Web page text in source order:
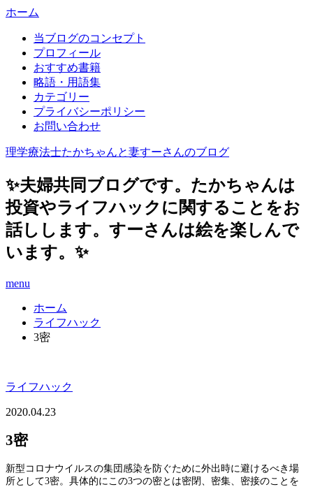
ホーム
当ブログのコンセプト
プロフィール
おすすめ書籍
略語・用語集
カテゴリー
プライバシーポリシー
お問い合わせ
理学療法士たかちゃんと妻すーさんのブログ
✨夫婦共同ブログです。たかちゃんは
投資やライフハックに関することをお
話しします。すーさんは絵を楽しんで
います。✨
menu
ホーム
ライフハック
3密
ライフハック
2020.04.23
3密
新型コロナウイルスの集団感染を防ぐために外出時に避けるべき場
所として3密。具体的にこの3つの密とは密閉、密集、密接のことを